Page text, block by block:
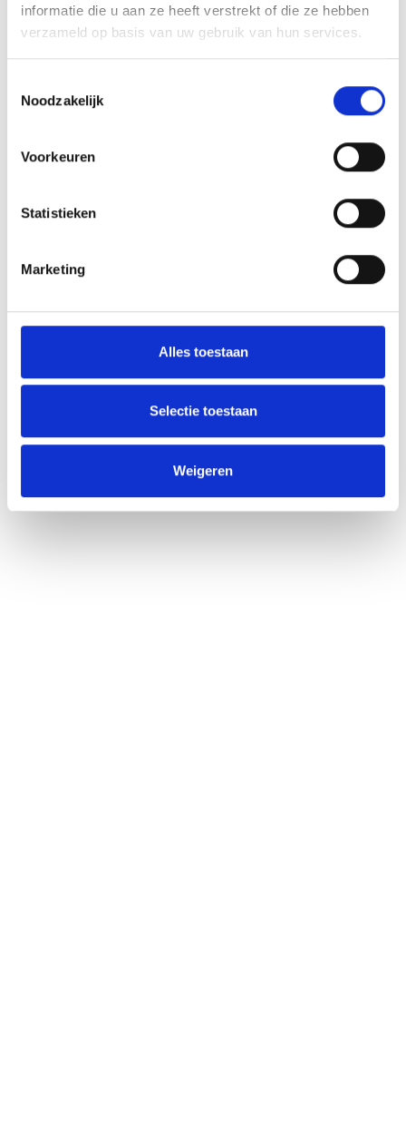
informatie die u aan ze heeft verstrekt of die ze hebben
verzameld op basis van uw gebruik van hun services.
Noodzakelijk
Voorkeuren
Statistieken
Marketing
Alles toestaan
Selectie toestaan
Weigeren